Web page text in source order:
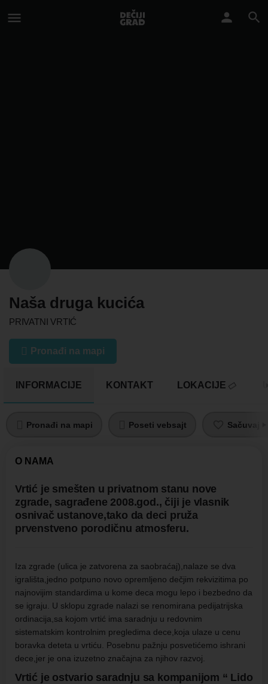
Naša druga kucića
PRIVATNI VRTIĆ
Pronađi na mapi
INFORMACIJE KONTAKT LOKACIJE
Pronađi na mapi Poseti vebsajt Sačuvaj
O NAMA
Vrtić je smešten u privatnom stanu nove
zgrade, sagrađene 2008.god., čiji je vlasnik
osnivač ustanove,tako da deci pruža
prvenstveno porodičnu atmosferu.
Iza zgrade (ulica je zatvorena za saobraćaj),nalaze se dva
igrališta,jedno potpuno novo opremljeno dečjim rekvizitima po
najnovijim standardima u kome deca mogu lepo i bezbedno da
se igraju. U sklopu zgrade nalazi se renomirana pedijatrijska
ordinacija,sa kojom vrtić ima saradnju u redovnim
sistematskim kontrolnim pregledima dece,koja ulaze u cenu
boravka deteta u vrtiću. Posebnu pažnju posvetićemo ishrani
dece,jer je ona izuzetno značajna za njihov razvoj.
Vrtić je ostvario saradnju sa kompanijom “ Lido